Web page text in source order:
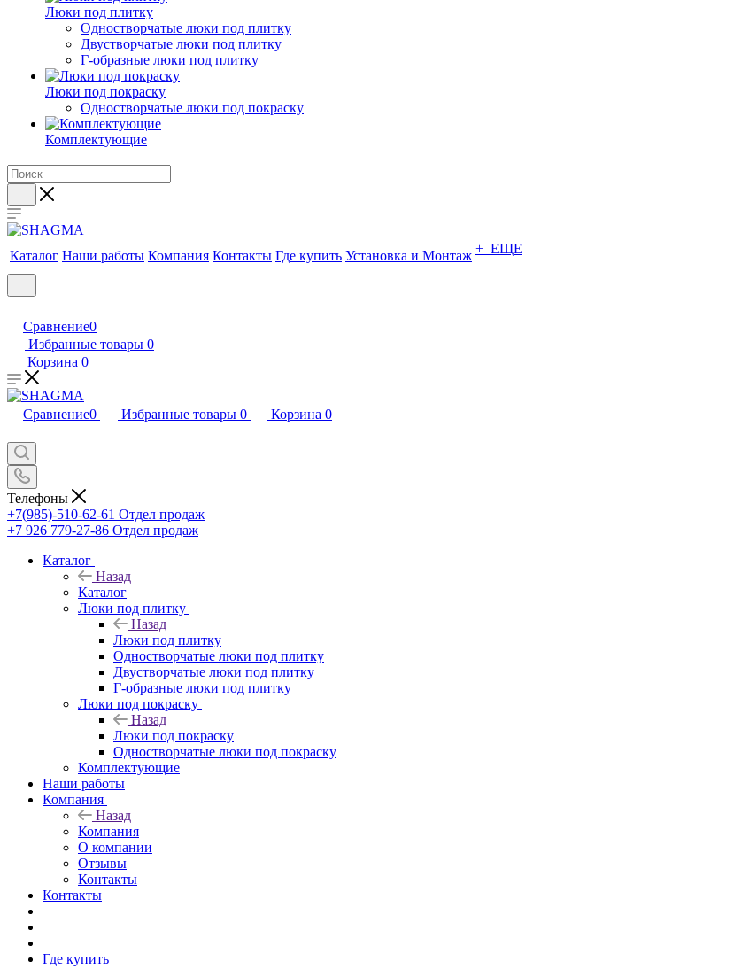
Люки под плитку
Одностворчатые люки под плитку
Двустворчатые люки под плитку
Г-образные люки под плитку
Люки под покраску
Одностворчатые люки под покраску
Комплектующие
Каталог Наши работы Компания Контакты Где купить Установка и Монтаж + ЕЩЕ
Сравнение0
Избранные товары 0
Корзина 0
Сравнение0 Избранные товары 0 Корзина 0
Телефоны
+7(985)-510-62-61 Отдел продаж
‪+7 926 779-27-86‬ Отдел продаж
Каталог
Назад
Каталог
Люки под плитку
Назад
Люки под плитку
Одностворчатые люки под плитку
Двустворчатые люки под плитку
Г-образные люки под плитку
Люки под покраску
Назад
Люки под покраску
Одностворчатые люки под покраску
Комплектующие
Наши работы
Компания
Назад
Компания
О компании
Отзывы
Контакты
Контакты
Где купить